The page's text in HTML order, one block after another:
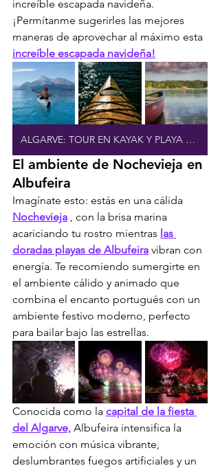
increíble escapada navideña.
¡Permítanme sugerirles las mejores
maneras de aprovechar al máximo esta
increíble escapada navideña!
ALGARVE: TOUR EN KAYAK Y PLAYA SECRETA
El ambiente de Nochevieja en
Albufeira
Imagínate esto: estás en una cálida
Nochevieja , con la brisa marina
acariciando tu rostro mientras las
doradas playas de Albufeira vibran con
energía. Te recomiendo sumergirte en
el ambiente cálido y animado que
combina el encanto portugués con un
ambiente festivo moderno, perfecto
para bailar bajo las estrellas.
Conocida como la capital de la fiesta
del Algarve, Albufeira intensifica la
emoción con música vibrante,
deslumbrantes fuegos artificiales y un